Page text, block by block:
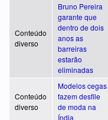
Conteúdo
diverso
Bruno Pereira
garante que
dentro de dois
anos as
barreiras
estarão
eliminadas
Conteúdo
diverso
Modelos cegas
fazem desfile
de moda na
Índia